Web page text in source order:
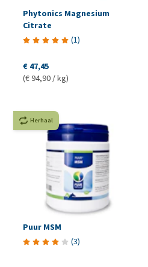
Phytonics Magnesium
Citrate
(1)
€ 47,45
(€ 94,90 / kg)
Herhaal
Puur MSM
(3)